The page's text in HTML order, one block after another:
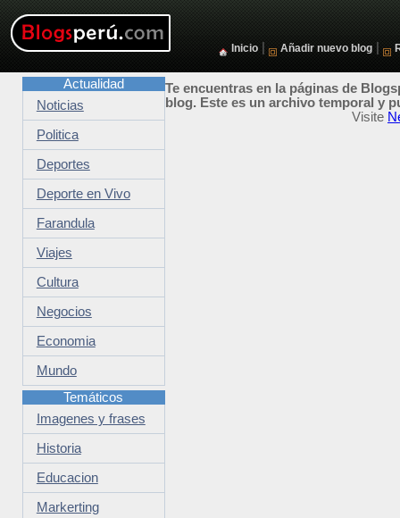
Inicio Añadir nuevo blog
Te encuentras en la páginas de
blog. Este es un archivo temporal y
Visite
Actualidad
Noticias
Politica
Deportes
Deporte en Vivo
Farandula
Viajes
Cultura
Negocios
Economia
Mundo
Temáticos
Imagenes y frases
Historia
Educacion
Markerting